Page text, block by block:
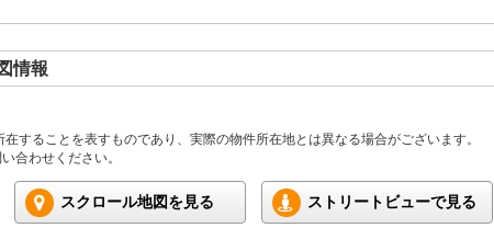
情報
することを表すものであり、実際の物件所在地とは異なる場合がございます。
合わせください。
スクロール地図を見る ストリートビューで見る